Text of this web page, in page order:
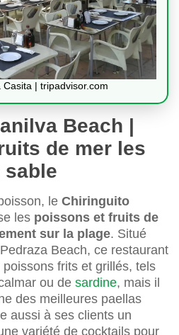
Casita | tripadvisor.com
Beach |
de mer les
sable
le Chiringuito
les poissons et fruits de
sur la plage. Situé
Beach, ce restaurant
frits et grillés, tels
ou de sardine, mais il
des meilleures paellas
aussi à ses clients un
variété de cocktails pour